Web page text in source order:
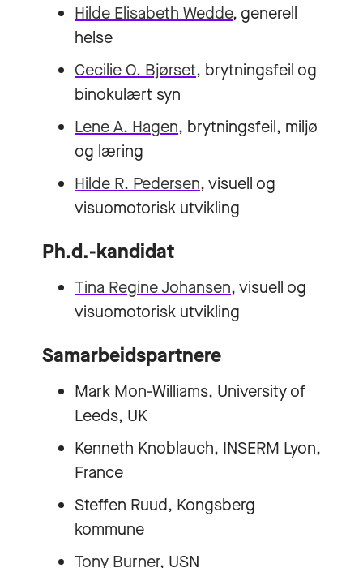
Hilde Elisabeth Wedde, generell
helse
Cecilie O. Bjørset, brytningsfeil og
binokulært syn
Lene A. Hagen, brytningsfeil, miljø
og læring
Hilde R. Pedersen, visuell og
visuomotorisk utvikling
Ph.d.-kandidat
Tina Regine Johansen, visuell og
visuomotorisk utvikling
Samarbeidspartnere
Mark Mon-Williams, University of
Leeds, UK
Kenneth Knoblauch, INSERM Lyon,
France
Steffen Ruud, Kongsberg
kommune
Tony Burner, USN